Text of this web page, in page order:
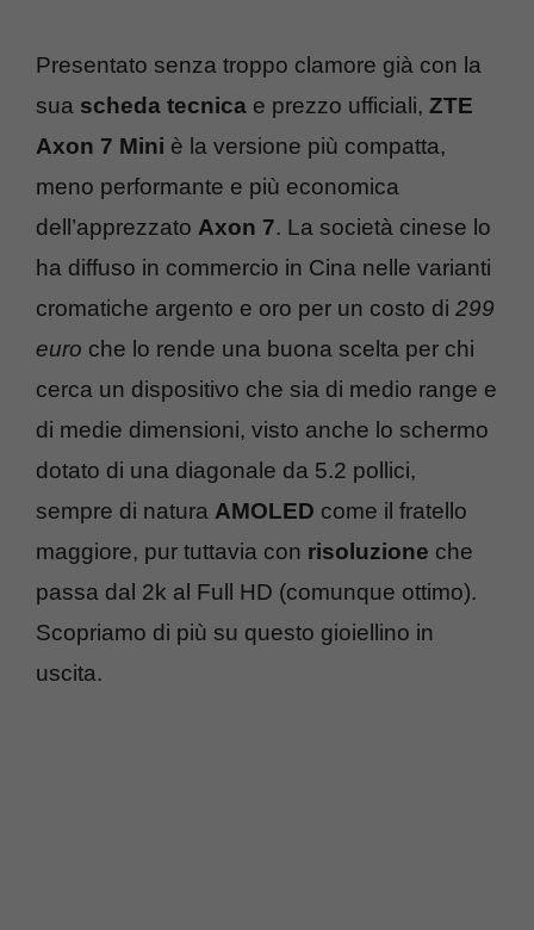
Presentato senza troppo clamore già con la
sua scheda tecnica e prezzo ufficiali, ZTE
Axon 7 Mini è la versione più compatta,
meno performante e più economica
dell’apprezzato Axon 7. La società cinese lo
ha diffuso in commercio in Cina nelle varianti
cromatiche argento e oro per un costo di 299
euro che lo rende una buona scelta per chi
cerca un dispositivo che sia di medio range e
di medie dimensioni, visto anche lo schermo
dotato di una diagonale da 5.2 pollici,
sempre di natura AMOLED come il fratello
maggiore, pur tuttavia con risoluzione che
passa dal 2k al Full HD (comunque ottimo).
Scopriamo di più su questo gioiellino in
uscita.